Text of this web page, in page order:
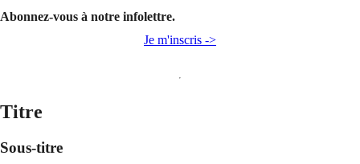
Abonnez-vous à notre infolettre.
Je m'inscris ->
Titre
Sous-titre